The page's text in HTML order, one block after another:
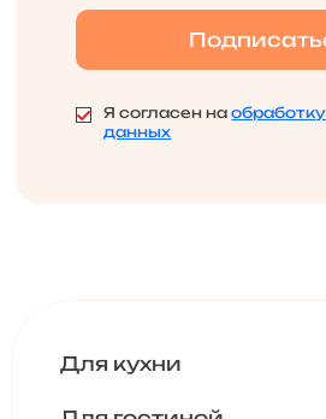
Я согласен на
данных
Для кухни